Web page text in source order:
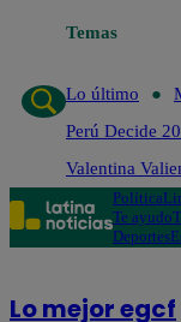
Temas
Lo último
Perú Decide
Valentina
Política
Te ayudo
Deportes
Lo mejor egcf